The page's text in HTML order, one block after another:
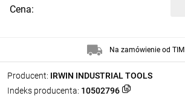
Producent: IRWIN INDUSTRIAL TOOLS
Indeks producenta: 10502796
Cena:
Na zamówienie od TIM